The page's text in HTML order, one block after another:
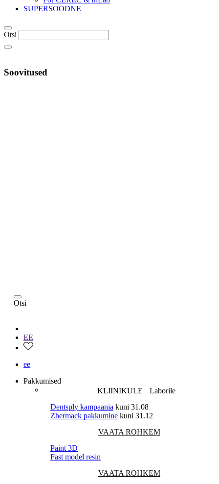
SUPERSOODNE
Otsi
Soovitused
Otsi
EE
ee
Pakkumised
KLIINIKULE
Laborile
Dentsply kampaania kuni 31.08
Zhermack pakkumine kuni 31.12
VAATA ROHKEM
Paint 3D
Fast model resin
VAATA ROHKEM